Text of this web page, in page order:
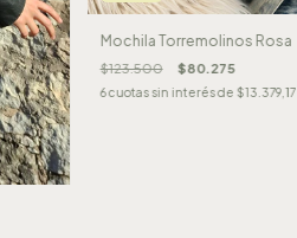
Mochila Torremolinos Rosa
$123.500 $80.275
6cuotas sin interés de $13.379,17